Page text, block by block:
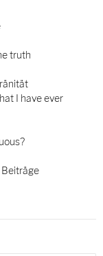
truth
I have ever
Beiträge